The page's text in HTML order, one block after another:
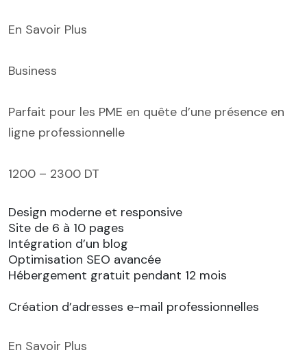
En Savoir Plus
Business
Parfait pour les PME en quête d’une présence en
ligne professionnelle
1200 – 2300 DT
Design moderne et responsive
Site de 6 à 10 pages
Intégration d’un blog
Optimisation SEO avancée
Hébergement gratuit pendant 12 mois
Création d’adresses e-mail professionnelles
En Savoir Plus